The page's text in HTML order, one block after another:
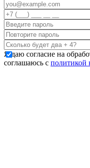
Я даю согласие на
соглашаюсь с политикой